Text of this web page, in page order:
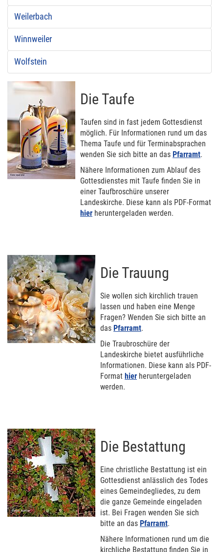
Weilerbach
Winnweiler
Wolfstein
Die Taufe
Taufen sind in fast jedem Gottesdienst
möglich. Für Informationen rund um das
Thema Taufe und für Terminabsprachen
wenden Sie sich bitte an das Pfarramt.
Nähere Informationen zum Ablauf des
Gottesdienstes mit Taufe finden Sie in
einer Taufbroschüre unserer
Landeskirche. Diese kann als PDF-Format
hier heruntergeladen werden.
Die Trauung
Sie wollen sich kirchlich trauen
lassen und haben eine Menge
Fragen? Wenden Sie sich bitte an
das Pfarramt.
Die Traubroschüre der
Landeskirche bietet ausführliche
Informationen. Diese kann als PDF-
Format hier heruntergeladen
werden.
Die Bestattung
Eine christliche Bestattung ist ein
Gottesdienst anlässlich des Todes
eines Gemeindegliedes, zu dem
die ganze Gemeinde eingeladen
ist. Bei Fragen wenden Sie sich
bitte an das Pfarramt.
Nähere Informationen rund um die
kirchliche Bestattung finden Sie in